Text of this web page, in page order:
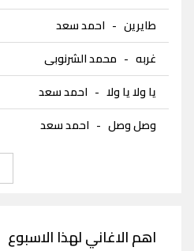
طايرين - احمد سعد
غربه - محمد الشرنوبى
يا ولا يا ولا - احمد سعد
وصل وصل - احمد سعد
اهم الاغاني لهذا الاسبوع